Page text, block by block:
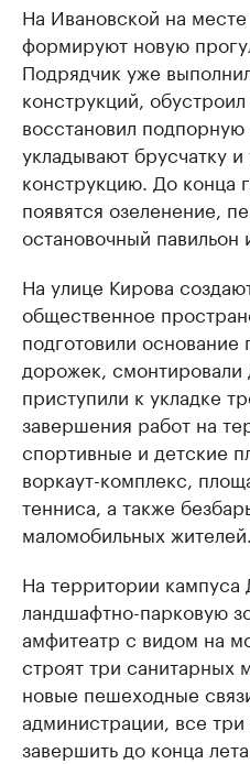
На Ивановской на
формируют новую
Подрядчик уже
конструкций,
восстановил
укладывают брусчатку
конструкцию. До конца
появятся озеленение,
остановочный
На улице Кирова
общественное
подготовили
дорожек,
приступили к укладке
завершения работ на
спортивные и детские
воркаут-комплекс,
тенниса, а также
маломобильных жителей.
На территории
ландшафтно-парковую
амфитеатр с видом на
строят три
новые пешеходные
администрации, все
завершить до конца